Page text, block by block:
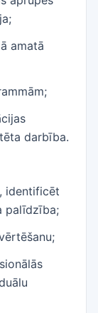
amatā
darbība.
identificēt
palīdzība;